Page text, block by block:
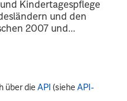
Kindertagespflege
und den
2007 und...
über dieAPI (sieheAPI-